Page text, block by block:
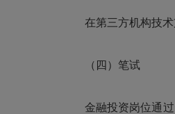
在第三方机构技
（四） 笔试
金融投资岗位通